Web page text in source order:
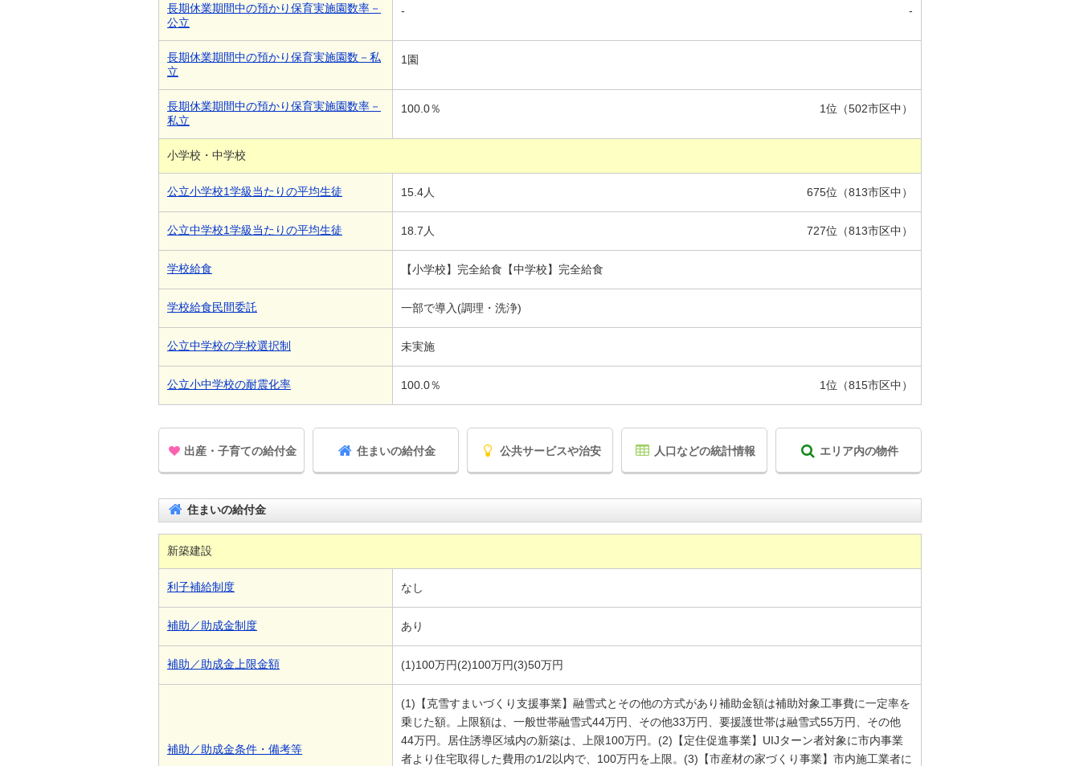
長期休業期間中の預かり保育実施園数率－
公立
- -
長期休業期間中の預かり保育実施園数－私
立
1園
長期休業期間中の預かり保育実施園数率－
私立
100.0％ 1位（502市区中）
小学校・中学校
公立小学校1学級当たりの平均生徒 15.4人 675位（813市区中）
公立中学校1学級当たりの平均生徒 18.7人 727位（813市区中）
学校給食 【小学校】完全給食【中学校】完全給食
学校給食民間委託 一部で導入(調理・洗浄)
公立中学校の学校選択制 未実施
公立小中学校の耐震化率 100.0％ 1位（815市区中）
出産・子育ての給付金 住まいの給付金 公共サービスや治安 人口などの統計情報 エリア内の物件
住まいの給付金
新築建設
利子補給制度 なし
補助／助成金制度 あり
補助／助成金上限金額 (1)100万円(2)100万円(3)50万円
補助／助成金条件・備考等
(1)【克雪すまいづくり支援事業】融雪式とその他の方式があり補助金額は補助対象工事費に一定率を
乗じた額。上限額は、一般世帯融雪式44万円、その他33万円、要援護世帯は融雪式55万円、その他
44万円。居住誘導区域内の新築は、上限100万円。(2)【定住促進事業】UIJターン者対象に市内事業
者より住宅取得した費用の1/2以内で、100万円を上限。(3)【市産材の家づくり事業】市内施工業者に